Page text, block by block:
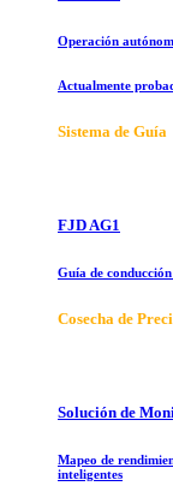
Operación
Actualmente
Sistema de Guía
FJD AG1
Guía de
Cosecha de
Solución de
Mapeo de
inteligentes